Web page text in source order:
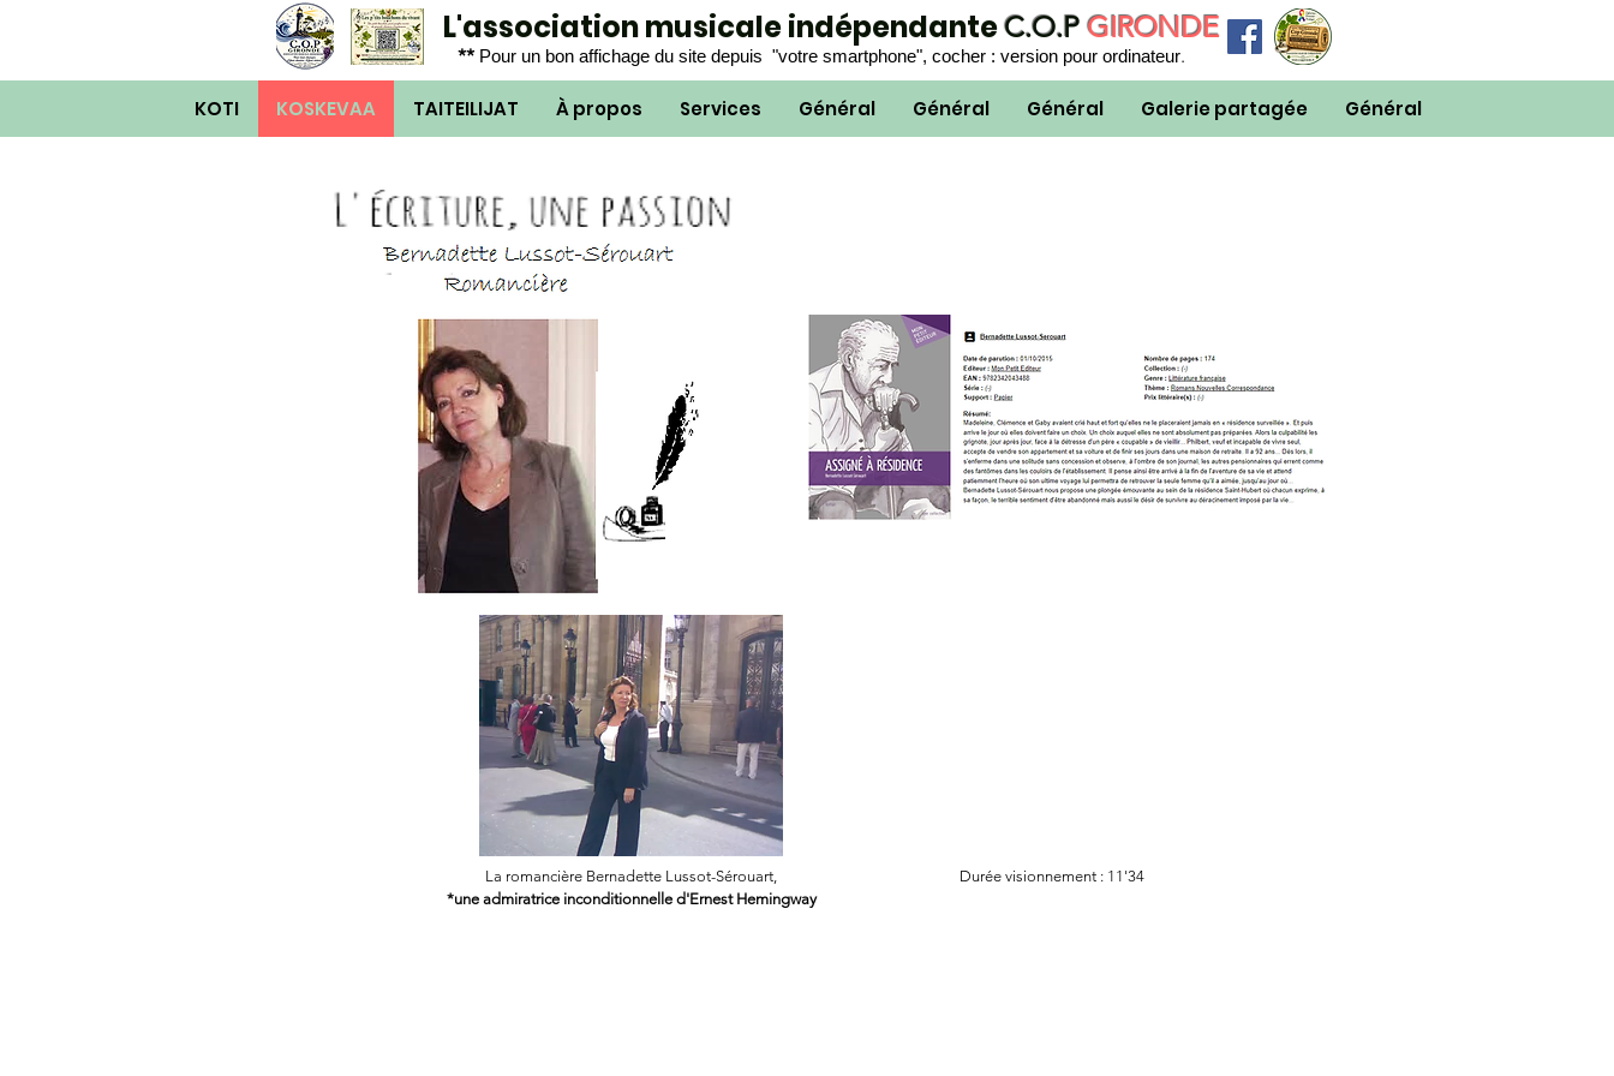
L'association musicale indépendanteC.O.P GIRONDE
** Pour un bon affichage du site depuis "votre smartphone", cocher : version pour ordinateur.
KOTI KOSKEVAA TAITEILIJAT À propos Services Général Général Général Galerie partagée Général
La romancière Bernadette Lussot-Sérouart,
*une admiratrice inconditionnelle d'Ernest Hemingway
Durée visionnement : 11'34